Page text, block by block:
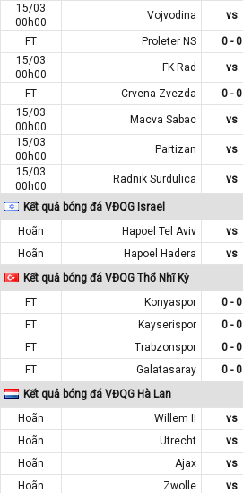
15/03
00h00
Vojvodina vs
FT Proleter NS 0 - 0
15/03
00h00
FK Rad vs
FT Crvena Zvezda 0 - 0
15/03
00h00
Macva Sabac vs
15/03
00h00
Partizan vs
15/03
00h00
Radnik Surdulica vs
Kết quả bóng đá VĐQG Israel
Hoãn
Hapoel Tel Aviv vs
Hoãn
Hapoel Hadera vs
Kết quả bóng đá VĐQG Thổ Nhĩ Kỳ
FT
Konyaspor 0 - 0
FT
Kayserispor 0 - 0
FT
Trabzonspor 0 - 0
FT
Galatasaray 0 - 0
Kết quả bóng đá VĐQG Hà Lan
Hoãn
Willem II vs
Hoãn
Utrecht vs
Hoãn
Ajax vs
Hoãn
Zwolle vs